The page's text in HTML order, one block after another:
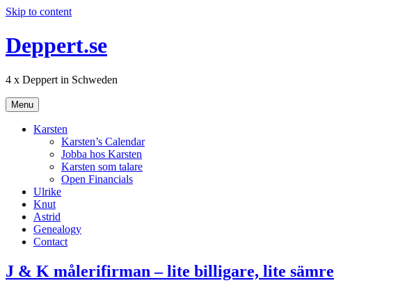
Skip to content
Deppert.se
4 x Deppert in Schweden
Menu
Karsten
Karsten’s Calendar
Jobba hos Karsten
Karsten som talare
Open Financials
Ulrike
Knut
Astrid
Genealogy
Contact
J & K målerifirman – lite billigare, lite sämre